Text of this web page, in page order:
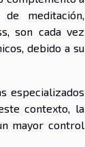
meditación,
son cada vez
debido a su
especializados
contexto, la
mayor control